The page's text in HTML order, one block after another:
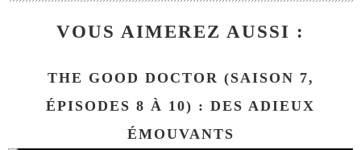
VOUS AIMEREZ AUSSI :
THE GOOD DOCTOR (SAISON 7,
ÉPISODES 8 À 10) : DES ADIEUX
ÉMOUVANTS